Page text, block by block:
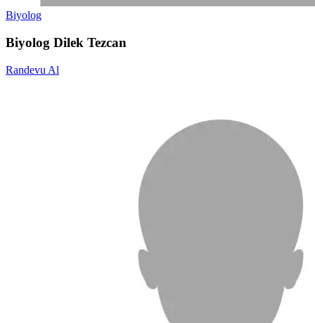
Biyolog
Biyolog Dilek Tezcan
Randevu Al